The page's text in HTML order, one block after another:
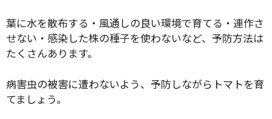
葉に水を散布する・風通しの良い環境で育てる・連作さ
せない・感染した株の種子を使わないなど、予防方法は
たくさんあります。
病害虫の被害に遭わないよう、予防しながらトマトを育
てましょう。